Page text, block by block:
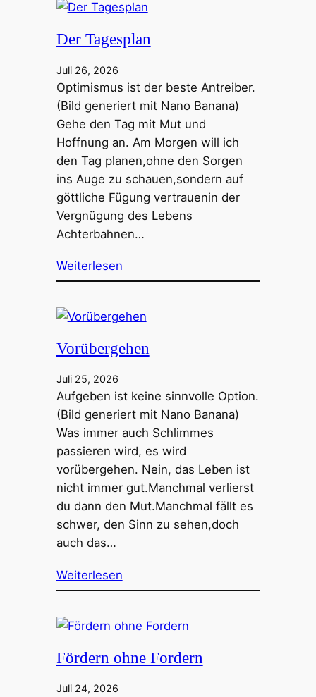
Der Tagesplan
Juli 26, 2026
Optimismus ist der beste Antreiber.
(Bild generiert mit Nano Banana)
Gehe den Tag mit Mut und
Hoffnung an. Am Morgen will ich
den Tag planen,ohne den Sorgen
ins Auge zu schauen,sondern auf
göttliche Fügung vertrauenin der
Vergnügung des Lebens
Achterbahnen…
Weiterlesen
Vorübergehen
Juli 25, 2026
Aufgeben ist keine sinnvolle Option.
(Bild generiert mit Nano Banana)
Was immer auch Schlimmes
passieren wird, es wird
vorübergehen. Nein, das Leben ist
nicht immer gut.Manchmal verlierst
du dann den Mut.Manchmal fällt es
schwer, den Sinn zu sehen,doch
auch das…
Weiterlesen
Fördern ohne Fordern
Juli 24, 2026